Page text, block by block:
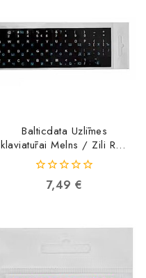
Balticdata Uzlīmes
klaviatūrai Melns / Zili RUS
Laminētas BLISTER
4751044231351
4751044231351
out7,49 €